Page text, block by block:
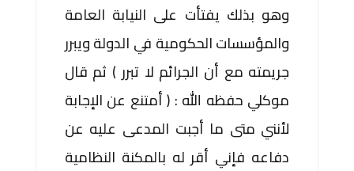
وهو بذلك يفتأت على النيابة العامة
والمؤسسات الحكومية في الدولة ويبرر
جريمته مع أن الجرائم لا تبرر ) ثم قال
موكلي حفظه الله : ( أمتنع عن الإجابة
لأنني متى ما أجبت المدعى عليه عن
دفاعه فإني أقر له بالمكنة النظامية